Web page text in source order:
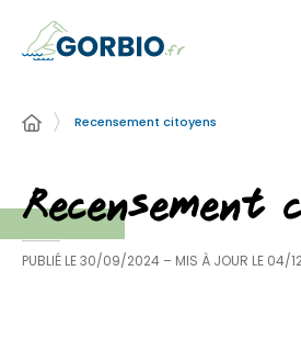
Recensement citoyens
Recensement
PUBLIÉ LE30/09/2024 – MIS À JOUR LE 04/